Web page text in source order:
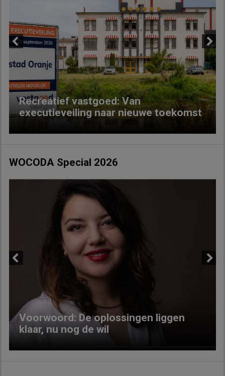
Recreatief vastgoed: Van
executieveiling naar nieuwe toekomst
Next
WOCODA Special 2026
Voorwoord: De oplossingen liggen
klaar, nu nog de wil